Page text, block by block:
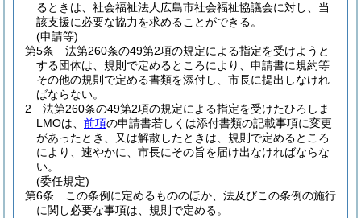
るときは、社会福祉法人広島市社会福祉協議会に対し、当
該支援に必要な協力を求めることができる。
(申請等)
第5条
法第260条の49第2項の規定による指定を受けようと
する団体は、規則で定めるところにより、申請書に規約等
その他の規則で定める書類を添付し、市長に提出しなけれ
ばならない。
2
法第260条の49第2項の規定による指定を受けたひろしま
LMOは、 前項の申請書若しくは添付書類の記載事項に変更
があったとき、又は解散したときは、規則で定めるところ
により、速やかに、市長にその旨を届け出なければならな
い。
(委任規定)
第6条
この条例に定めるもののほか、法及びこの条例の施行
に関し必要な事項は、規則で定める。